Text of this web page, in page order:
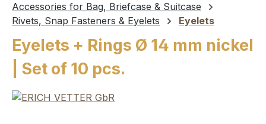
Accessories for Bag, Briefcase & Suitcase
Rivets, Snap Fasteners & Eyelets
Eyelets
Eyelets + Rings Ø 14 mm nickel
| Set of 10 pcs.